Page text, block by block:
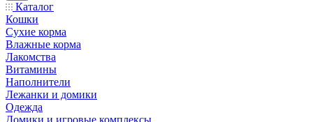
Каталог
Кошки
Сухие корма
Влажные корма
Лакомства
Витамины
Наполнители
Лежанки и домики
Одежда
Домики и игровые комплексы